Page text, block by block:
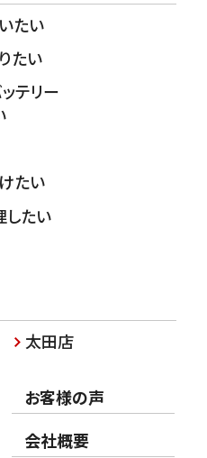
たい
たい
たい
したい
テリー
太田店
お客様の声
会社概要